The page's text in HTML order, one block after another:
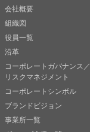
会社概要
組織図
役員一覧
沿革
コーポレートガバナンス／
リスクマネジメント
コーポレートシンボル
ブランドビジョン
事業所一覧